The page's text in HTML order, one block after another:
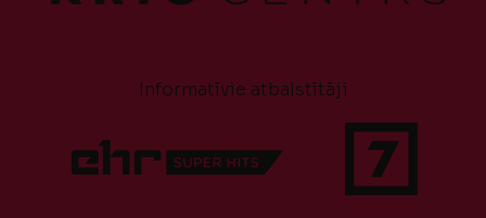
Informatīvie atbalstītāji